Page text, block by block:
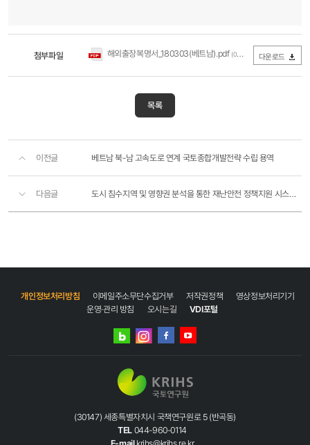
첨부파일 해외출장복명서_180303(베트남).pdf (0Byte / 다운로드 289회) 다운로드
목록
이전글 베트남 북-남 고속도로 연계 국토종합개발전략 수립 용역
다음글 도시 침수지역 및 영향권 분석을 통한 재난안전 정책지원 시스템 구현(III)
개인정보처리방침 이메일주소무단수집거부 저작권정책
영상정보처리기기
운영·관리 방침
오시는길 VDI포털
네이버
인스타그램
(30147) 세종특별자치시 국책연구원로 5 (반곡동)
TEL 044-960-0114